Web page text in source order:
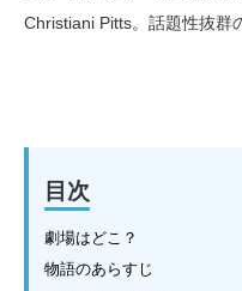
Christiani Pitts。話題性抜群
目次
劇場はどこ？
物語のあらすじ